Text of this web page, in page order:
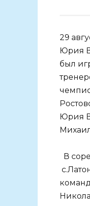
29
Юрия
был
Юрия
В